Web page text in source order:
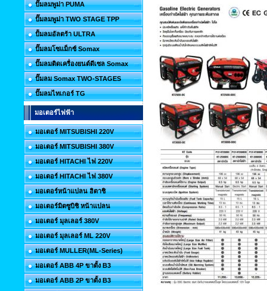
ปั๊มลมพูม่า PUMA
ปั๊มลมพูม่า TWO STAGE TPP
ปั้มลมอัลตร้า ULTRA
ปั๊มลมโซแม็กซ์ Somax
ปั๊มลมติดเครื่องยนต์ดีเซล Somax
ปั๊มลม Somax TWO-STAGES
ปั๊มลมไทเกอร์ TG
มอเตอร์ไฟฟ้า
มอเตอร์ MITSUBISHI 220V
มอเตอร์ MITSUBISHI 380V
มอเตอร์ HITACHI ไฟ 220V
มอเตอร์ HITACHI ไฟ 380V
มอเตอร์หน้าแปลน ฮิตาชิ
มอเตอร์มิตซูบิชิ หน้าแปลน
มอเตอร์ มุลเลอร์ 380V
มอเตอร์ มุลเลอร์ ML 220V
มอเตอร์ MULLER(ML-Series)
มอเตอร์ ABB 4P ขาตั้ง B3
มอเตอร์ ABB 2P ขาตั้ง B3